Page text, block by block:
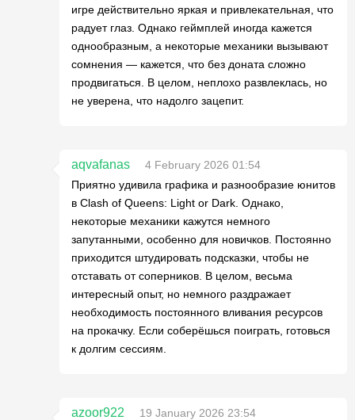
игре действительно яркая и привлекательная, что
радует глаз. Однако геймплей иногда кажется
однообразным, а некоторые механики вызывают
сомнения — кажется, что без доната сложно
продвигаться. В целом, неплохо развлеклась, но
не уверена, что надолго зацепит.
aqvafanas
4 February 2026 01:54
Приятно удивила графика и разнообразие юнитов
в Clash of Queens: Light or Dark. Однако,
некоторые механики кажутся немного
запутанными, особенно для новичков. Постоянно
приходится штудировать подсказки, чтобы не
отставать от соперников. В целом, весьма
интересный опыт, но немного раздражает
необходимость постоянного вливания ресурсов
на прокачку. Если соберёшься поиграть, готовься
к долгим сессиям.
azoor922
19 January 2026 23:54